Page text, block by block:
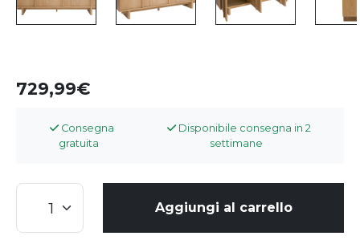
729,99
Consegna
gratuita
Disponibile consegna in 2
settimane
Aggiungi al carrello